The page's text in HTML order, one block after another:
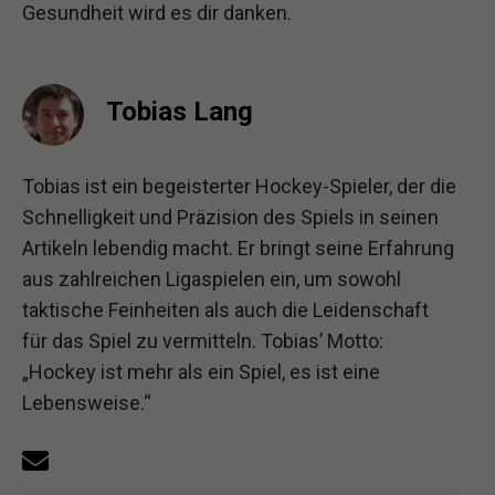
Gesundheit wird es dir danken.
Tobias Lang
Tobias ist ein begeisterter Hockey-Spieler, der die
Schnelligkeit und Präzision des Spiels in seinen
Artikeln lebendig macht. Er bringt seine Erfahrung
aus zahlreichen Ligaspielen ein, um sowohl
taktische Feinheiten als auch die Leidenschaft
für das Spiel zu vermitteln. Tobias’ Motto:
„Hockey ist mehr als ein Spiel, es ist eine
Lebensweise.“